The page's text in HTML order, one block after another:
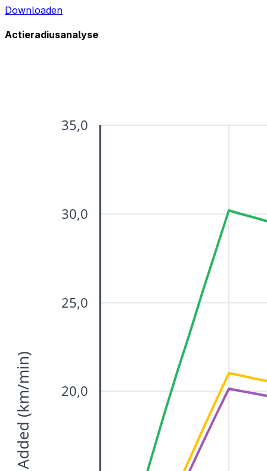
Downloaden
Actieradiusanalyse